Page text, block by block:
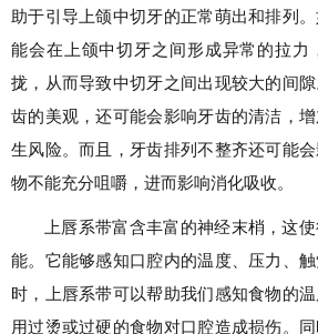
助于引导上颌中切牙的正常萌出和排列
能会在上颌中切牙之间形成异常的拉力
拢，从而导致中切牙之间出现较大的间
齿的美观，还可能会影响牙齿的清洁，
生风险。而且，牙齿排列不整齐还可能
物不能充分咀嚼，进而影响消化吸收。
上唇系带富含丰富的神经末梢，这
能。它能够感知口腔内的温度、压力、
时，上唇系带可以帮助我们感知食物的
用过烫或过硬的食物对口腔造成损伤。